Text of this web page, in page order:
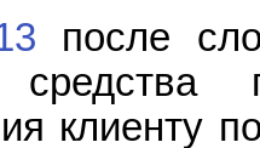
после
клиенту